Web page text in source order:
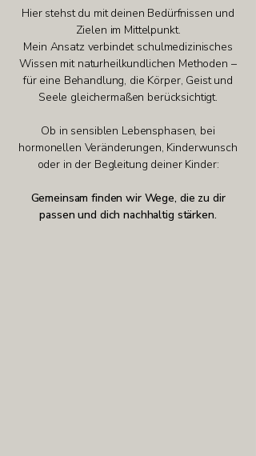
Hier stehst du mit deinen Bedürfnissen und
Zielen im Mittelpunkt.
Mein Ansatz verbindet schulmedizinisches
Wissen mit naturheilkundlichen Methoden –
für eine Behandlung, die Körper, Geist und
Seele gleichermaßen berücksichtigt.
Ob in sensiblen Lebensphasen, bei
hormonellen Veränderungen, Kinderwunsch
oder in der Begleitung deiner Kinder:
Gemeinsam finden wir Wege, die zu dir
passen und dich nachhaltig stärken.